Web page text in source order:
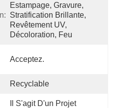
Estampage, Gravure,
Stratification Brillante,
Revêtement UV,
Décoloration, Feu
Acceptez.
Recyclable
Il S'agit D'un Projet